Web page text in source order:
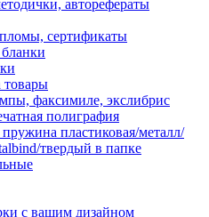
авторефераты
сертификаты
товары
факсимиле, экслибрис
полиграфия
пластиковая/металл/
твердый в папке
с вашим дизайном